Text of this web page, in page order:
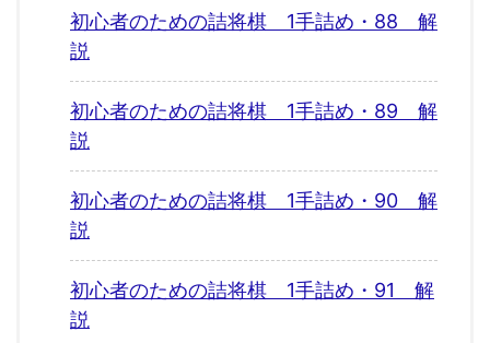
初心者のための詰将棋 1手詰め・88 解
説
初心者のための詰将棋 1手詰め・89 解
説
初心者のための詰将棋 1手詰め・90 解
説
初心者のための詰将棋 1手詰め・91 解
説